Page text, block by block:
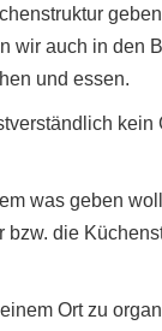
wir auch in den
und essen.
kein
was geben
bzw. die
Ort zu